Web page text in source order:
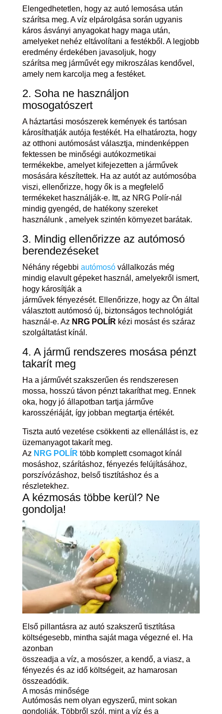
Elengedhetetlen, hogy az autó lemosása után
szárítsa meg. A víz elpárolgása során ugyanis
káros ásványi anyagokat hagy maga után,
amelyeket nehéz eltávolítani a festékből. A legjobb
eredmény érdekében javasoljuk, hogy
szárítsa meg járművét egy mikroszálas kendővel,
amely nem karcolja meg a festéket.
2. Soha ne használjon
mosogatószert
A háztartási mosószerek kemények és tartósan
károsíthatják autója festékét. Ha elhatározta, hogy
az otthoni autómosást választja, mindenképpen
fektessen be minőségi autókozmetikai
termékekbe, amelyet kifejezetten a járművek
mosására készítettek. Ha az autót az autómosóba
viszi, ellenőrizze, hogy ők is a megfelelő
termékeket használják-e. Itt, az NRG Polír-nál
mindig gyengéd, de hatékony szereket
használunk , amelyek szintén környezet barátak.
3. Mindig ellenőrizze az autómosó
berendezéseket
Néhány régebbi autómosóvállalkozás még
mindig elavult gépeket használ, amelyekről ismert,
hogy károsítják a
járművek fényezését. Ellenőrizze, hogy az Ön által
választott autómosó új, biztonságos technológiát
használ-e. Az NRG POLÍR kézi mosást és száraz
szolgáltatást kínál.
4. A jármű rendszeres mosása pénzt
takarít meg
Ha a járművét szakszerűen és rendszeresen
mossa, hosszú távon pénzt takaríthat meg. Ennek
oka, hogy jó állapotban tartja járműve
karosszériáját, így jobban megtartja értékét.
Tiszta autó vezetése csökkenti az ellenállást is, ez
üzemanyagot takarít meg.
Az NRG POLÍR több komplett csomagot kínál
mosáshoz, szárításhoz, fényezés felújításához,
porszívózáshoz, belső tisztításhoz és a
részletekhez.
A kézmosás többe kerül? Ne
gondolja!
Első pillantásra az autó szakszerű tisztítása
költségesebb, mintha saját maga végezné el. Ha
azonban
összeadja a víz, a mosószer, a kendő, a viasz, a
fényezés és az idő költségeit, az hamarosan
összeadódik.
A mosás minősége
Autómosás nem olyan egyszerű, mint sokan
gondolják. Többről szól, mint a víz és a